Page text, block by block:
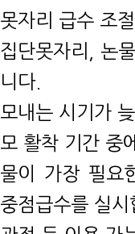
못자리 급수 조
집단못자리, 논
니다.
모내는 시기가
모 활착 기간 중
물이 가장 필요
중점급수를 실시